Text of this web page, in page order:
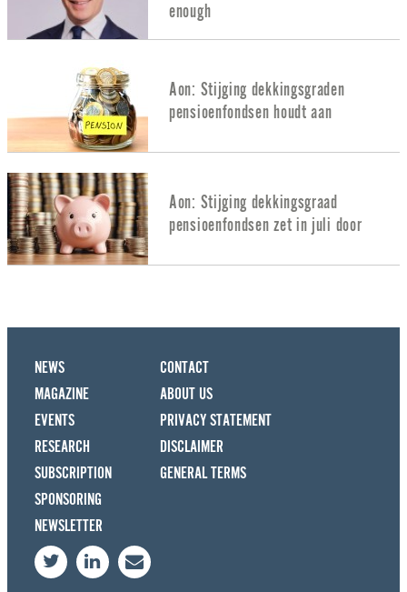
enough
Aon: Stijging dekkingsgraden
pensioenfondsen houdt aan
Aon: Stijging dekkingsgraad
pensioenfondsen zet in juli door
NEWS
MAGAZINE
EVENTS
RESEARCH
SUBSCRIPTION
SPONSORING
CONTACT
ABOUT US
PRIVACY STATEMENT
DISCLAIMER
GENERAL TERMS
NEWSLETTER